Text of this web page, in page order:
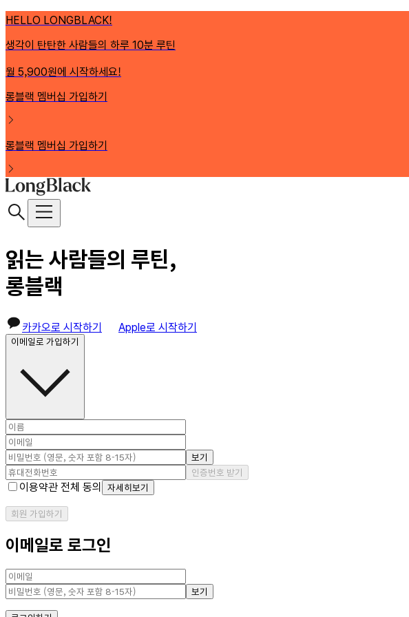
HELLO LONGBLACK!
생각이 탄탄한 사람들의 하루 10분 루틴
월 5,900원에 시작하세요!
롱블랙 멤버십 가입하기
롱블랙 멤버십 가입하기
읽는 사람들의 루틴,
롱블랙
카카오로 시작하기 Apple로 시작하기
이메일로 가입하기
보기
인증번호 받기
이용약관 전체 동의 자세히보기
회원 가입하기
이메일로 로그인
보기